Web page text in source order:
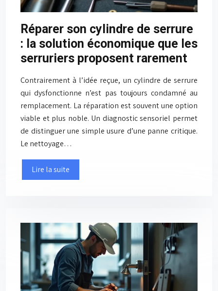
Réparer son cylindre de serrure
: la solution économique que les
serruriers proposent rarement
Contrairement à l’idée reçue, un cylindre de serrure
qui dysfonctionne n’est pas toujours condamné au
remplacement. La réparation est souvent une option
viable et plus noble. Un diagnostic sensoriel permet
de distinguer une simple usure d’une panne critique.
Le nettoyage…
Lire la suite